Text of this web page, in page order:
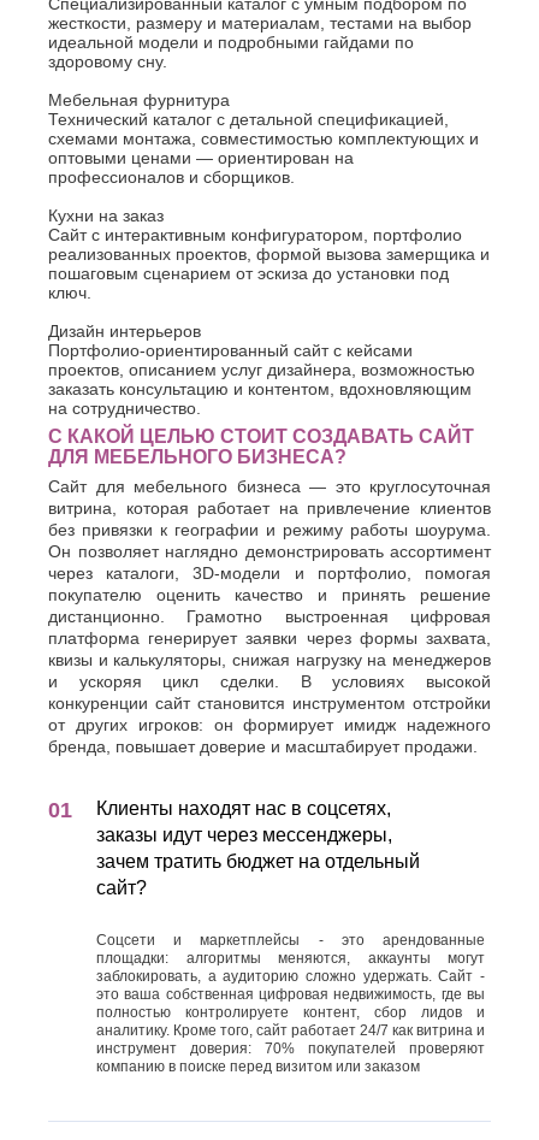
жесткости, размеру и материалам, тестами на выбор
идеальной модели и подробными гайдами по
здоровому сну.
Мебельная фурнитура
Технический каталог с детальной спецификацией,
схемами монтажа, совместимостью комплектующих и
оптовыми ценами — ориентирован на
профессионалов и сборщиков.
Кухни на заказ
Сайт с интерактивным конфигуратором, портфолио
реализованных проектов, формой вызова замерщика и
пошаговым сценарием от эскиза до установки под
ключ.
Дизайн интерьеров
Портфолио-ориентированный сайт с кейсами
проектов, описанием услуг дизайнера, возможностью
заказать консультацию и контентом, вдохновляющим
на сотрудничество.
С КАКОЙ ЦЕЛЬЮ СТОИТ СОЗДАВАТЬ САЙТ
ДЛЯ МЕБЕЛЬНОГО БИЗНЕСА?
Сайт для мебельного бизнеса — это круглосуточная
витрина, которая работает на привлечение клиентов
без привязки к географии и режиму работы шоурума.
Он позволяет наглядно демонстрировать ассортимент
через каталоги, 3D-модели и портфолио, помогая
покупателю оценить качество и принять решение
дистанционно. Грамотно выстроенная цифровая
платформа генерирует заявки через формы захвата,
квизы и калькуляторы, снижая нагрузку на менеджеров
и ускоряя цикл сделки. В условиях высокой
конкуренции сайт становится инструментом отстройки
от других игроков: он формирует имидж надежного
бренда, повышает доверие и масштабирует продажи.
Клиенты находят нас в соцсетях,
заказы идут через мессенджеры,
зачем тратить бюджет на отдельный
сайт?
Соцсети и маркетплейсы - это арендованные
площадки: алгоритмы меняются, аккаунты могут
заблокировать, а аудиторию сложно удержать. Сайт -
это ваша собственная цифровая недвижимость, где вы
полностью контролируете контент, сбор лидов и
аналитику. Кроме того, сайт работает 24/7 как витрина и
инструмент доверия: 70% покупателей проверяют
компанию в поиске перед визитом или заказом